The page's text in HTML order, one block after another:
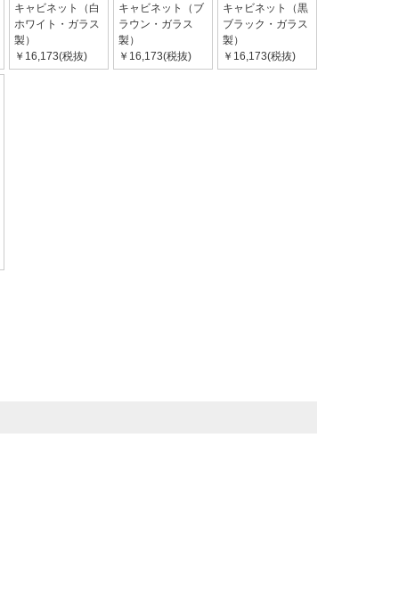
キャビネット（白
ホワイト・ガラス
製）
￥16,173(税抜)
キャビネット（ブ
ラウン・ガラス
製）
￥16,173(税抜)
キャビネット（黒
ブラック・ガラス
製）
￥16,173(税抜)